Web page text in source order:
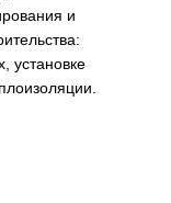
и
установке